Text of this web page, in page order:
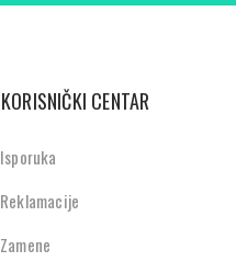
KORISNIČKI CENTAR
Isporuka
Reklamacije
Zamene